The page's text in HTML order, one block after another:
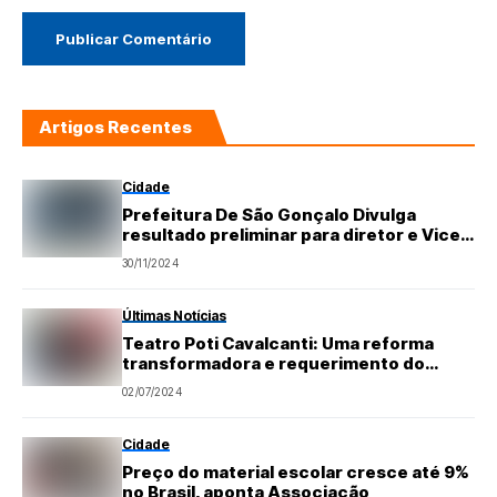
Artigos Recentes
Cidade
Prefeitura De São Gonçalo Divulga
resultado preliminar para diretor e Vice-
diretor das escolas Municipais
30/11/2024
Últimas Notícias
Teatro Poti Cavalcanti: Uma reforma
transformadora e requerimento do
vereador Nazareno Tavares
02/07/2024
Cidade
Preço do material escolar cresce até 9%
no Brasil, aponta Associação